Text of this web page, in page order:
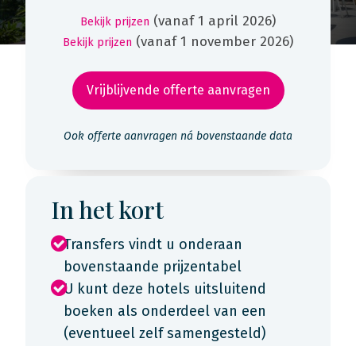
Bekijk prijzen (vanaf 1 april 2026)
Bekijk prijzen (vanaf 1 november 2026)
Vrijblijvende offerte aanvragen
Ook offerte aanvragen ná bovenstaande data
In het kort
Transfers vindt u onderaan
bovenstaande prijzentabel
U kunt deze hotels uitsluitend
boeken als onderdeel van een
(eventueel zelf samengesteld)